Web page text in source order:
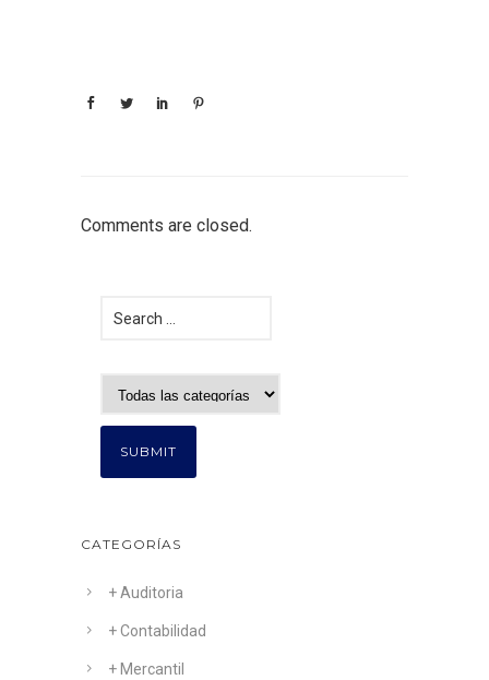
Comments are closed.
CATEGORÍAS
+ Auditoria
+ Contabilidad
+ Mercantil